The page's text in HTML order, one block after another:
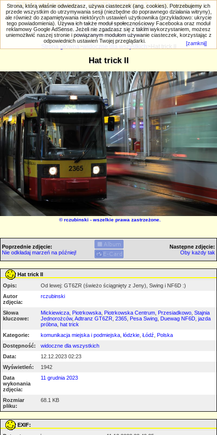
PRIV.gtlodz.eu - czyli trochę ;) inna galeria
Wyszukiwanie zaawansowane
Strona główna widoczne dla wszystkich >Hat trick II
Hat trick II
©rczubinski - wszelkie prawa zastrzeżone.
Poprzednie zdjęcie:
Nie odkładaj marzeń na później!
Następne zdjęcie:
Oby każdy tak
Hat trick II
Opis:
Od lewej: GT6ZR (świeżo ściągnięty z Jeny), Swing i NF6D :)
Autor
zdjęcia:
rczubinski
Słowa
kluczowe:
Mickiewicza Piotrkowska Piotrkowska Centrum Przesiadkowo Stajnia
Jednorożców, Adtranz GT6ZR 2365 Pesa Swing Duewag NF6D jazda
próbna hat trick
Kategorie:
komunikacja miejska i podmiejska łódzkie Łódź
Polska
Dostępność:
widoczne dla wszystkich
Data:
12.12.2023 02:23
Wyświetleń:
1942
Data
wykonania
zdjęcia:
11 grudnia 2023
Rozmiar
pliku:
68.1 KB
EXIF:
Strona, którą właśnie odwiedzasz, używa ciasteczek (ang. cookies). Potrzebujemy ich
przede wszystkim do utrzymywania sesji (niezbędne do poprawnego działania witryny),
ale również do zapamiętywania niektórych ustawień użytkownika (przykładowo: ukrycie
tego powiadomienia). Używa ich także moduł społecznościowy Facebooka oraz moduł
reklamowy Google AdSense. Jeżeli nie zgadzasz się z takim wykorzystaniem, możesz
uniemożliwić naszej stronie i powiązanym modułom używanie ciasteczek, korzystając z
odpowiednich ustawień Twojej przeglądarki.
[zamknij]